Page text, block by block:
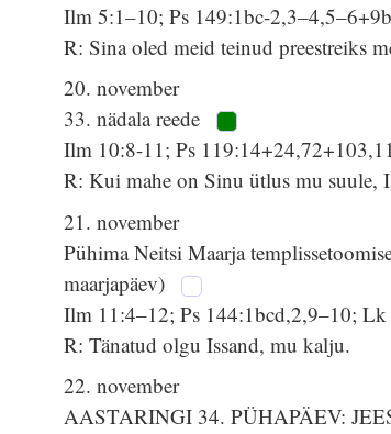
Ilm 5:1–10; Ps 149:1bc-
R: Sina oled meid teinud preestreiks
20. november
33. nädala reede
Ilm 10:8-11; Ps
R: Kui mahe on Sinu ütlus mu suule,
21. november
Pühima Neitsi Maarja
maarjapäev)
Ilm 11:4–12; Ps 144:1bcd,2,9–10;
R: Tänatud olgu Issand, mu kalju.
22. november
AASTARINGI 34. PÜHAPÄEV: